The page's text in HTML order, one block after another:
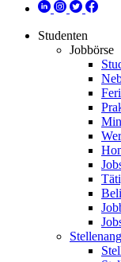
Studenten
Jobbörse